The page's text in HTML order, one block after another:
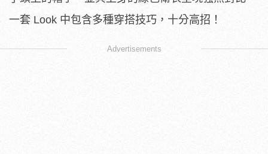
一套 Look 中包含多種穿搭技巧，十分高招！
Advertisements